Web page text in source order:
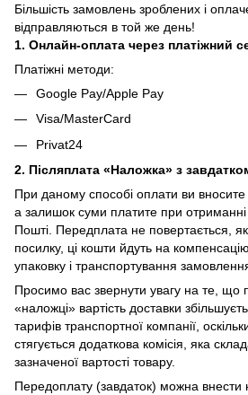
Більшість замовлень зроблених і
відправляються в той же день!
1. Онлайн-оплата через платіжний
Платіжні методи:
Google Pay/Apple Pay
Visa/MasterCard
Privat24
2. Післяплата «Наложка» з
При даному способі оплати ви вносите
а залишок суми платите при
Пошті. Передплата не повертається,
посилку, ці кошти йдуть на
упаковку і транспортування
Просимо вас звернути увагу на те, що
«наложці» вартість доставки
тарифів транспортної компанії,
стягується додаткова комісія, яка
зазначеної вартості товару.
Передоплату (завдаток) можна внести